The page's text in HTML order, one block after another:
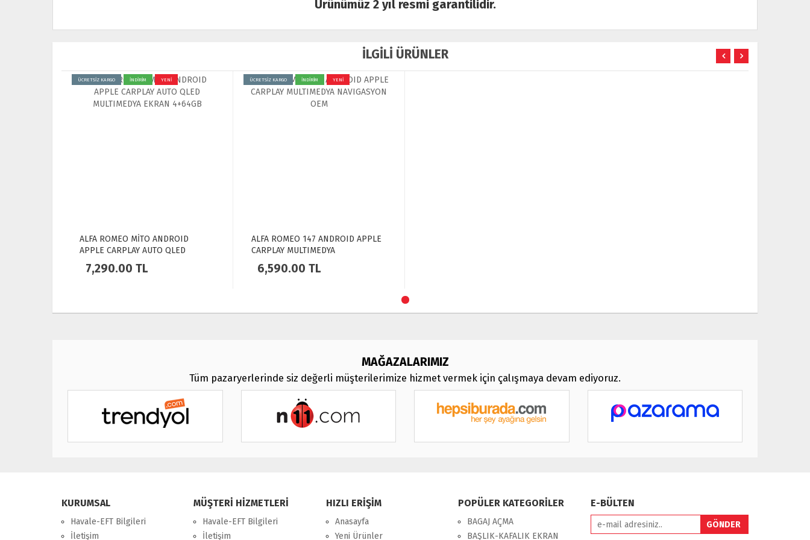
Ürünümüz 2 yıl resmi garantilidir.
İLGİLİ ÜRÜNLER
ÜCRETSİZ KARGO İNDİRİM YENİ
ALFA ROMEO MİTO ANDROID
APPLE CARPLAY AUTO QLED
MULTIMEDYA EKRAN 4+64GB
7,290.00 TL
ÜCRETSİZ KARGO İNDİRİM YENİ
ALFA ROMEO 147 ANDROID APPLE
CARPLAY MULTIMEDYA
NAVIGASYON OEM
6,590.00 TL
MAĞAZALARIMIZ
Tüm pazaryerlerinde siz değerli müşterilerimize hizmet vermek için çalışmaya devam ediyoruz.
KURUMSAL
Havale-EFT Bilgileri
İletişim
MÜŞTERİ HİZMETLERİ
Havale-EFT Bilgileri
İletişim
HIZLI ERİŞİM
Anasayfa
Yeni Ürünler
POPÜLER KATEGORİLER
BAGAJ AÇMA
BAŞLIK-KAFALIK EKRAN
E-BÜLTEN